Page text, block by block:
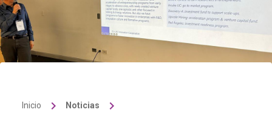
Inicio keyboard_arrow_right Noticias keyboard_arrow_right